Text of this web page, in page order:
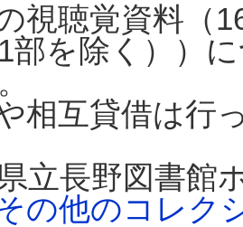
視聴覚資料（
部を除く））
相互貸借は行
立長野図書館
の他のコレク